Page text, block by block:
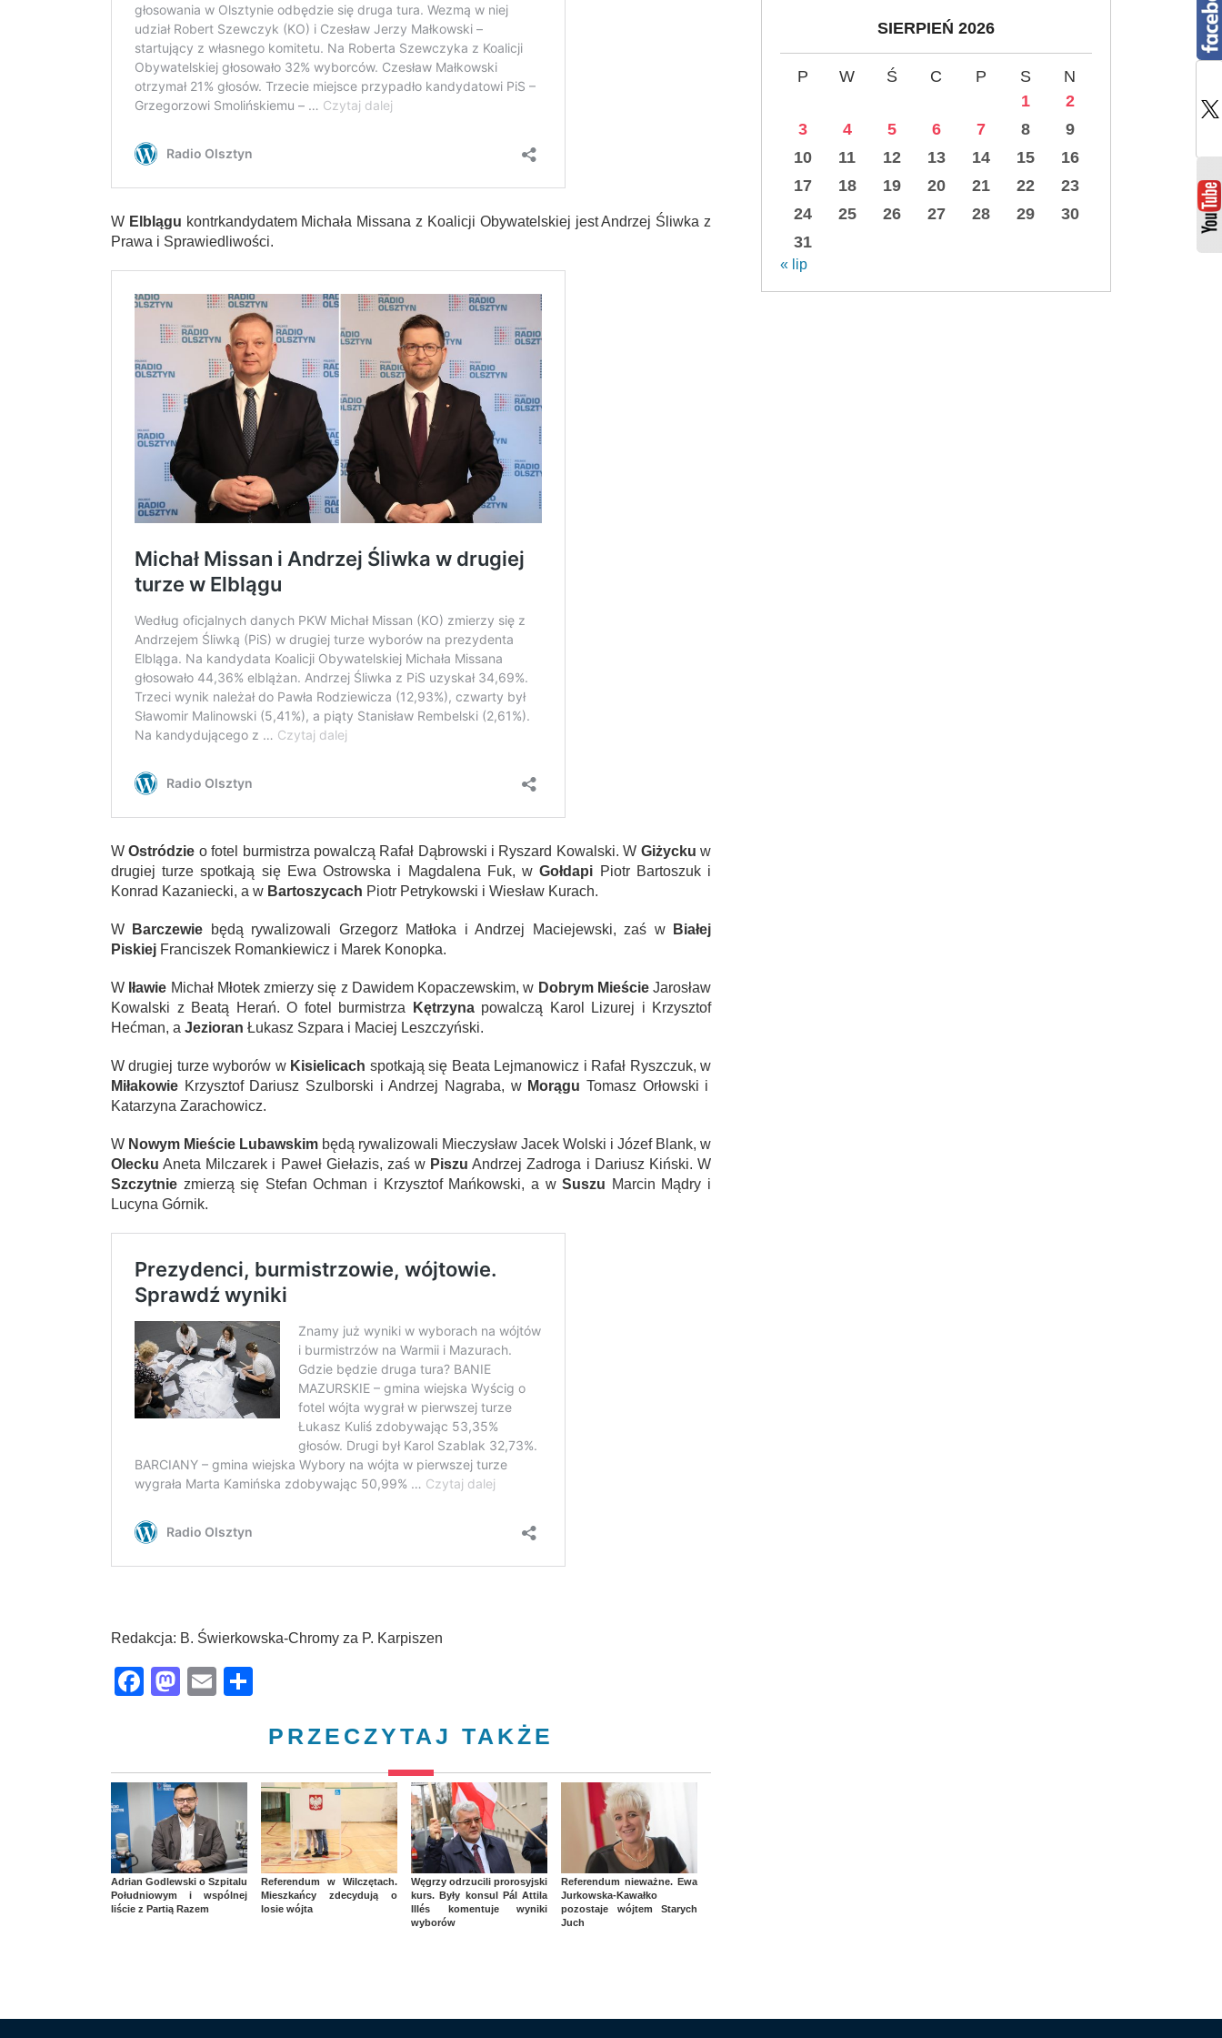
W Elblągu kontrkandydatem Michała Missana z Koalicji Obywatelskiej jest Andrzej Śliwka z
Prawa i Sprawiedliwości.
W Ostródzie o fotel burmistrza powalczą Rafał Dąbrowski i Ryszard Kowalski. W Giżycku w
drugiej turze spotkają się Ewa Ostrowska i Magdalena Fuk, w Gołdapi Piotr Bartoszuk i
Konrad Kazaniecki, a w Bartoszycach Piotr Petrykowski i Wiesław Kurach.
W Barczewie będą rywalizowali Grzegorz Matłoka i Andrzej Maciejewski, zaś wBiałej
Piskiej Franciszek Romankiewicz i Marek Konopka.
W Iławie Michał Młotek zmierzy się z Dawidem Kopaczewskim, w Dobrym MieścieJarosław
Kowalski z Beatą Herań. O fotel burmistrza
Kętrzynapowalczą Karol Lizurej i Krzysztof
Hećman, a Jezioran Łukasz Szpara i Maciej Leszczyński.
W drugiej turze wyborów wKisielicach spotkają się Beata Lejmanowicz i Rafał Ryszczuk, w
Miłakowie Krzysztof Dariusz Szulborski i Andrzej Nagraba, wMorągu Tomasz Orłowski i
Katarzyna Zarachowicz.
W Nowym Mieście Lubawskim będą rywalizowali Mieczysław Jacek Wolski i Józef Blank, w
Olecku Aneta Milczarek i Paweł Giełazis, zaś w Piszu Andrzej Zadroga i Dariusz Kiński. W
Szczytnie zmierzą się Stefan Ochman i Krzysztof Mańkowski, a wSuszu Marcin Mądry i
Lucyna Górnik.
Redakcja: B. Świerkowska-Chromy za P. Karpiszen
Facebook
Mastodon
Email
PRZECZYTAJ TAKŻE
Adrian Godlewski o Szpitalu
Południowym i wspólnej
liście z Partią Razem
Referendum w Wilczętach.
Mieszkańcy zdecydują o
losie wójta
Węgrzy odrzucili prorosyjski
kurs. Były konsul Pál Attila
Illés komentuje wyniki
wyborów
Referendum nieważne. Ewa
Jurkowska-Kawałko
pozostaje wójtem Starych
Juch
SIERPIEŃ 2026
P W Ś C P S
N
1
2
3
4 5 6 7 8
9
10
11 12 13 14 15
16
17
18 19 20 21 22
23
24
25 26 27 28 29
30
31
« lip